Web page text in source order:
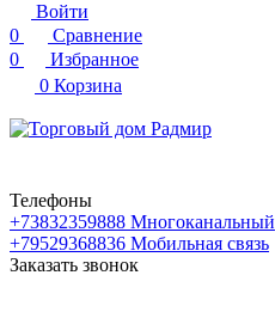
Войти
0
Сравнение
0
Избранное
0 Корзина
Телефоны
+73832359888 Многоканальный
+79529368836 Мобильная связь
Заказать звонок